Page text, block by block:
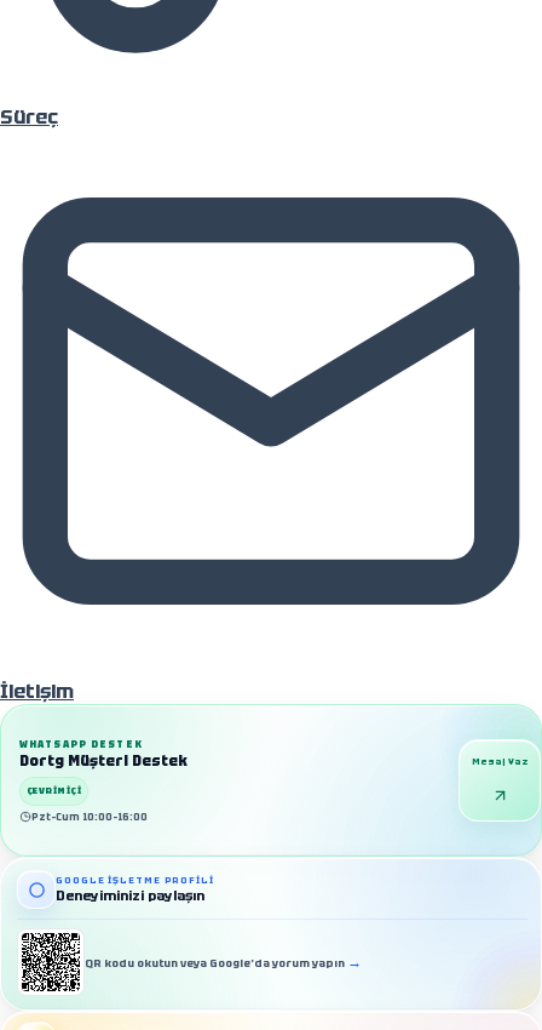
Süreç
İletişim
WHATSAPP DESTEK
Dortg Müşteri Destek
ÇEVRIMIÇI
Pzt–Cum 10:00–16:00
Mesaj Yaz
GOOGLE İŞLETME PROFILI
Deneyiminizi paylaşın
QR kodu okutun veya Google’da yorum yapın →